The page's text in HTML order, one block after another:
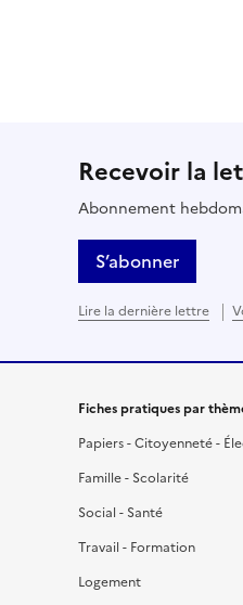
Recevoir la
Abonnement
S’abonner
Lire la dernière lettre
Fiches pratiques par
Papiers - Citoyenneté -
Famille - Scolarité
Social - Santé
Travail - Formation
Logement